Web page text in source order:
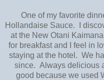
One of my favorite
Hollandaise Sauce. I
at the New Otani
for breakfast and I feel in
staying at the hotel. We
since. Always delicious
good because we used